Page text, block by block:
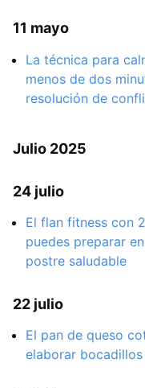
11 mayo
La técnica para
menos de dos
resolución de
Julio 2025
24 julio
El flan fitness con
puedes preparar
postre saludable
22 julio
El pan de queso
elaborar